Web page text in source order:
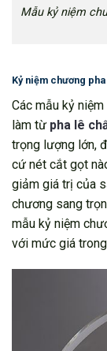
Mẫu kỷ niệm
Kỷ niệm chương
Các mẫu kỷ
làm từ pha lê
trọng lượng lớn,
cứ nét cắt gọt
giảm giá trị của
chương sang
mẫu kỷ niệm
với mức giá